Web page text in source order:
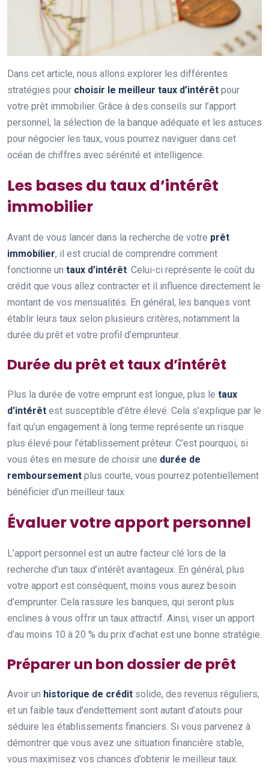
Dans cet article, nous allons explorer les différentes
stratégies pour choisir le meilleur taux d’intérêt pour
votre prêt immobilier. Grâce à des conseils sur l’apport
personnel, la sélection de la banque adéquate et les astuces
pour négocier les taux, vous pourrez naviguer dans cet
océan de chiffres avec sérénité et intelligence.
Les bases du taux d’intérêt
immobilier
Avant de vous lancer dans la recherche de votre prêt
immobilier, il est crucial de comprendre comment
fonctionne un taux d’intérêt . Celui-ci représente le coût du
crédit que vous allez contracter et il influence directement le
montant de vos mensualités. En général, les banques vont
établir leurs taux selon plusieurs critères, notamment la
durée du prêt et votre profil d’emprunteur.
Durée du prêt et taux d’intérêt
Plus la durée de votre emprunt est longue, plus le taux
d’intérêt est susceptible d’être élevé. Cela s’explique par le
fait qu’un engagement à long terme représente un risque
plus élevé pour l’établissement prêteur. C’est pourquoi, si
vous êtes en mesure de choisir une durée de
remboursement plus courte, vous pourrez potentiellement
bénéficier d’un meilleur taux.
Évaluer votre apport personnel
L’apport personnel est un autre facteur clé lors de la
recherche d’un taux d’intérêt avantageux. En général, plus
votre apport est conséquent, moins vous aurez besoin
d’emprunter. Cela rassure les banques, qui seront plus
enclines à vous offrir un taux attractif. Ainsi, viser un apport
d’au moins 10 à 20 % du prix d’achat est une bonne stratégie.
Préparer un bon dossier de prêt
Avoir un historique de crédit solide, des revenus réguliers,
et un faible taux d’endettement sont autant d’atouts pour
séduire les établissements financiers. Si vous parvenez à
démontrer que vous avez une situation financière stable,
vous maximisez vos chances d’obtenir le meilleur taux.